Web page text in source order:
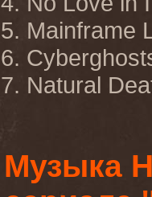
5. Mainframe
6.
7. Natural
Музыка